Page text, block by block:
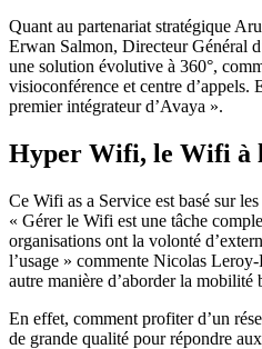
Quant au partenariat stratégique
Erwan Salmon, Directeur Général
une solution évolutive à 360°,
visioconférence et centre d’appels.
premier intégrateur d’Avaya ».
Hyper Wifi, le Wifi à
Ce Wifi as a Service est basé sur
« Gérer le Wifi est une tâche
organisations ont la volonté
l’usage » commente Nicolas
autre manière d’aborder la mobilité
En effet, comment profiter d’un
de grande qualité pour répondre